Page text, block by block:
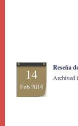
14
Feb 2014
Reseña
Archived